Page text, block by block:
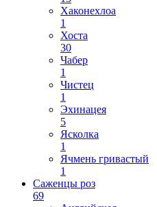
Хаконехлоа
1
Хоста
30
Чабер
1
Чистец
1
Эхинацея
5
Ясколка
1
Ячмень гривастый
1
Саженцы роз
69